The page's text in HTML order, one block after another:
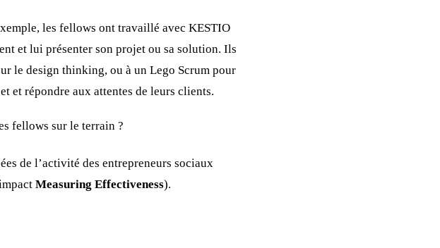
les fellows ont travaillé avec KESTIO
et lui présenter son projet ou sa solution. Ils
le design thinking, ou à un Lego Scrum pour
et répondre aux attentes de leurs clients.
fellows sur le terrain ?
de l’activité des entrepreneurs sociaux
Measuring Effectiveness).